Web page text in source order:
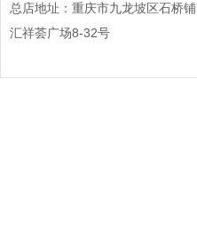
总店地址：重庆市九龙坡区石桥铺
汇祥荟广场8-32号